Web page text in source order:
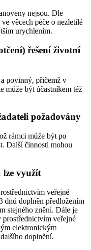
nejsou. Dle
věcech péče o nezletilé
urychlením.
řešení životní
povinný, přičemž v
může být účastníkem též
požadovány
rámci může být po
Další činnosti mohou
lze využít
veřejné
dnů doplněn předložením
stejného znění. Dále je
veřejné
elektronickým
doplnění.